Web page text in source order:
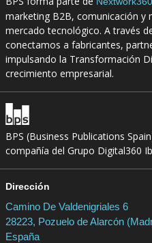
marketing B2B, comunicación y
mercado tecnológico. A través
conectamos a fabricantes,
impulsando la Transformación
crecimiento empresarial.
BPS (Business Publications
compañía del Grupo Digital360
Dirección
Camino De Valdenigriales 6
28223, Pozuelo de Alarcón
España